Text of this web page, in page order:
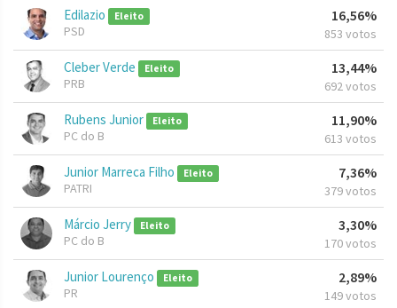
Edilazio Eleito
PSD
16,56%
853 votos
Cleber Verde Eleito
PRB
13,44%
692 votos
Rubens Junior Eleito
PC do B
11,90%
613 votos
Junior Marreca Filho Eleito
PATRI
7,36%
379 votos
Márcio Jerry Eleito
PC do B
3,30%
170 votos
Junior Lourenço Eleito
PR
2,89%
149 votos